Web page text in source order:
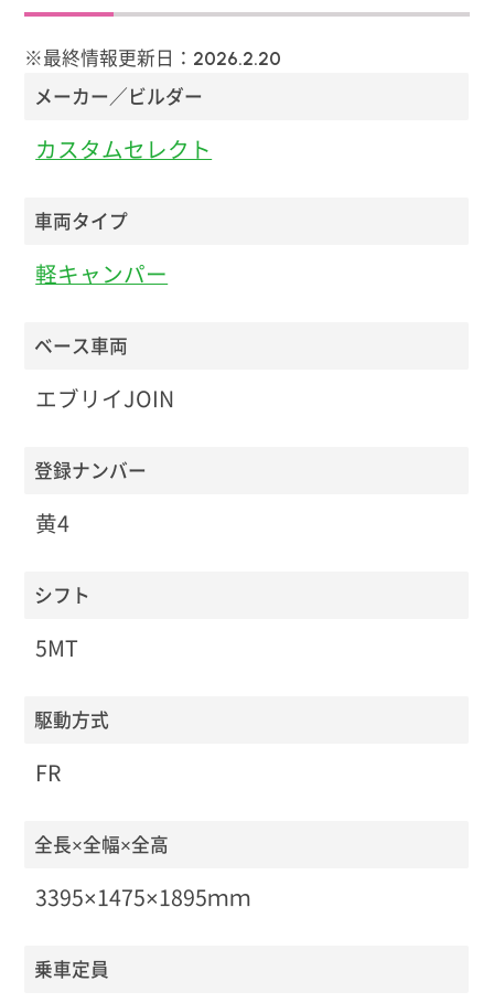
※最終情報更新日： 2026.2.20
メーカー／ビルダー
カスタムセレクト
車両タイプ
軽キャンパー
ベース車両
エブリイJOIN
登録ナンバー
黄4
シフト
5MT
駆動方式
FR
全長×全幅×全高
3395×1475×1895ｍｍ
乗車定員